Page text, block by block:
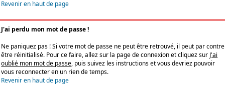
Revenir en haut de page
J'ai perdu mon mot de passe !
Ne paniquez pas ! Si votre mot de passe ne peut être retrouvé, il peut par contre
être réinitialisé. Pour ce faire, allez sur la page de connexion et cliquez sur J'ai
oublié mon mot de passe, puis suivez les instructions et vous devriez pouvoir
vous reconnecter en un rien de temps.
Revenir en haut de page